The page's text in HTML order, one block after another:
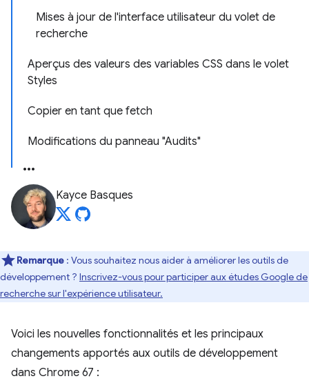
Mises à jour de l'interface utilisateur du volet de
recherche
Aperçus des valeurs des variables CSS dans le volet
Styles
Copier en tant que fetch
Modifications du panneau "Audits"
Kayce Basques
Remarque : Vous souhaitez nous aider à améliorer les outils de
développement ? Inscrivez-vous pour participer aux études Google de
recherche sur l'expérience utilisateur.
Voici les nouvelles fonctionnalités et les principaux
changements apportés aux outils de développement
dans Chrome 67 :